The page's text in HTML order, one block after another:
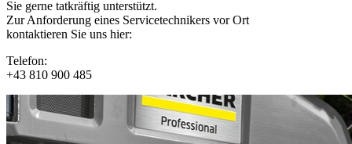
Sie gerne tatkräftig unterstützt.
Zur Anforderung eines Servicetechnikers vor Ort
kontaktieren Sie uns hier:
Telefon:
+43 810 900 485